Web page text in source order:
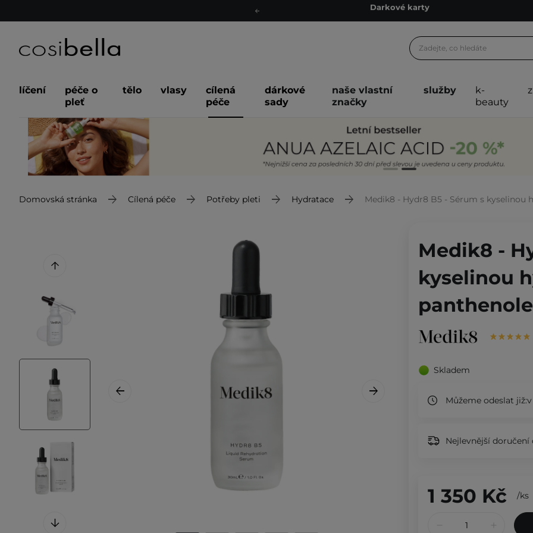
Ekologické balení
Odeslání do 24 hod.
Ekologické balení
líčení
péče o
pleť
tělo vlasy
cílená
péče
dárkové
sady
naše vlastní
značky
služby
k-
beauty
Domovská stránka Cílená péče Potřeby pleti Hydratace Medik8 - Hydr8 B5 - Sérum s
Medik8 -
kyselinou
Skladem
Můžeme odeslat již:
Nejlevnější doručení
1 350 Kč /ks